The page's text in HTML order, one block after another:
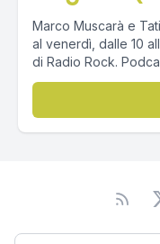
Marco Muscarà e
al venerdì, dalle 10
di Radio Rock.